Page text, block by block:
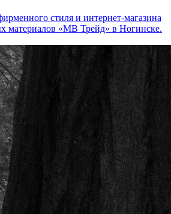
стиля и интернет-магазина
материалов «МВ Трейд» в Ногинске.